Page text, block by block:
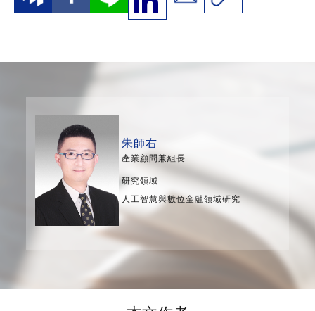
朱師右
產業顧問兼組長
研究領域
人工智慧與數位金融領域研究